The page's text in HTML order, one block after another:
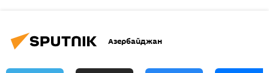
Азербайджан